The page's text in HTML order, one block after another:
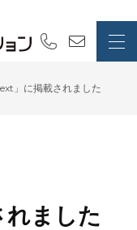
」に掲載されました
れました